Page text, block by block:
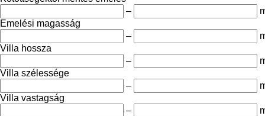
–
Emelési magasság
–
Villa hossza
–
Villa szélessége
–
Villa vastagság
–